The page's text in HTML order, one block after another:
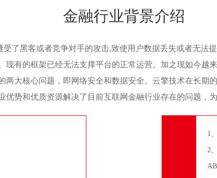
金融行业背景介绍
了黑客或者竞争对手的攻击,致使用户数据丢失或者无法
现有的框架已经无法支撑平台的正常运营。加之现如今越
两大核心问题，即网络安全和数据安全。云擎技术在长期
优势和优质资源解决了目前互联网金融行业存在的问题，
1
2